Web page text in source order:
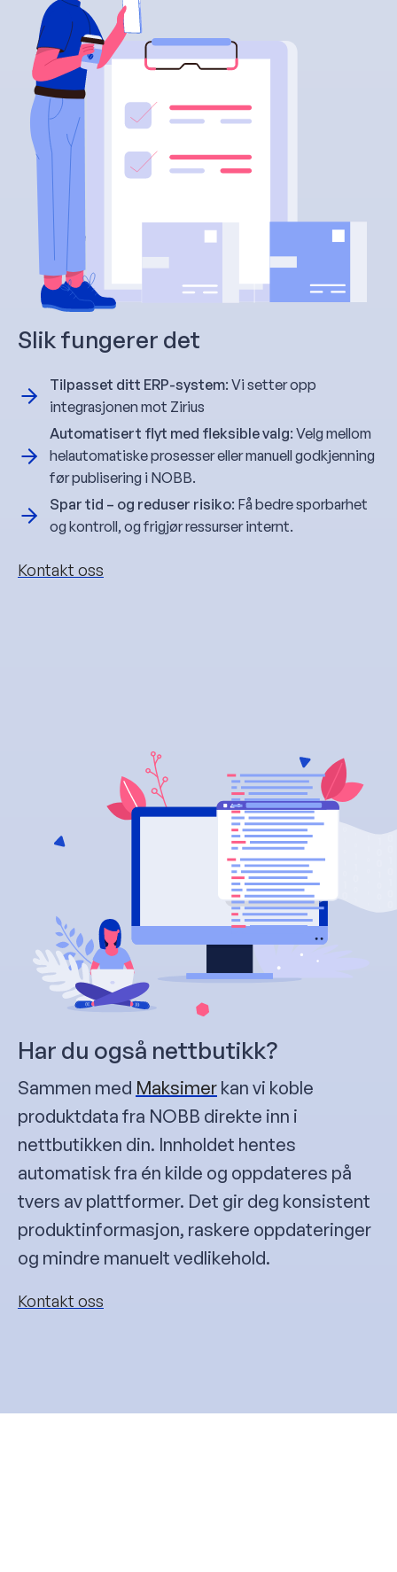
Slik fungerer det
Tilpasset ditt ERP-system: Vi setter opp
integrasjonen mot Zirius
Automatisert flyt med fleksible valg: Velg mellom
helautomatiske prosesser eller manuell godkjenning
før publisering i NOBB.
Spar tid – og reduser risiko: Få bedre sporbarhet
og kontroll, og frigjør ressurser internt.
Kontakt oss
Har du også nettbutikk?
Sammen med Maksimer kan vi koble
produktdata fra NOBB direkte inn i
nettbutikken din. Innholdet hentes
automatisk fra én kilde og oppdateres på
tvers av plattformer. Det gir deg konsistent
produktinformasjon, raskere oppdateringer
og mindre manuelt vedlikehold.
Kontakt oss